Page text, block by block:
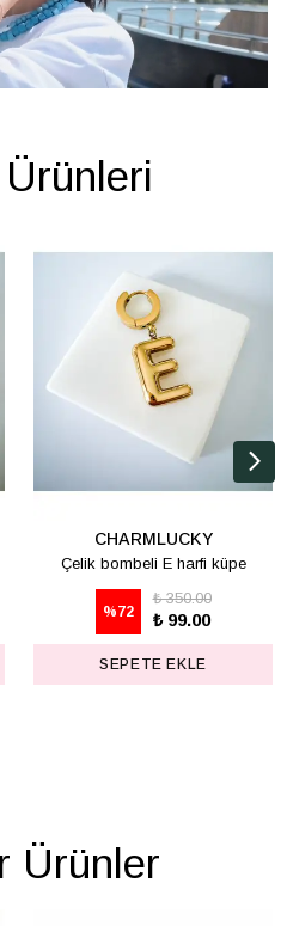
Ürünleri
CHARMLUCKY
Çelik bombeli E harfi küpe
%72
₺ 350.00
₺ 99.00
SEPETE EKLE
Ürünler